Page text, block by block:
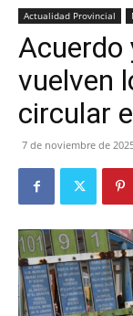
Actualidad Provincial
Acuerdo
vuelven
circular
7 de noviembre de